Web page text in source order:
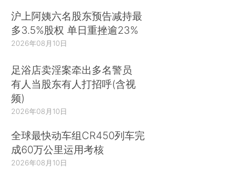
沪上阿姨六名股东预告减持最
多3.5%股权 单日重挫逾23%
2026年08月10日
足浴店卖淫案牵出多名警员
有人当股东有人打招呼(含视
频)
2026年08月10日
全球最快动车组CR450列车完
成60万公里运用考核
2026年08月10日